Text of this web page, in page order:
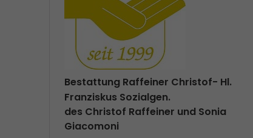
Bestattung Raffeiner Christof- Hl.
Franziskus Sozialgen.
des Christof Raffeiner und Sonia
Giacomoni